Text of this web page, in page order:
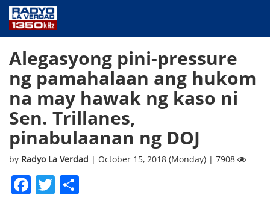
PUBLIC SERVICE
ANNOUNCEMENTS
PROGRAMS
ABOUT
CONTACT US
Alegasyong pini-pressure
ng pamahalaan ang hukom
na may hawak ng kaso ni
Sen. Trillanes,
pinabulaanan ng DOJ
by Radyo La Verdad | October 15, 2018 (Monday) | 7908
Facebook
Twitter